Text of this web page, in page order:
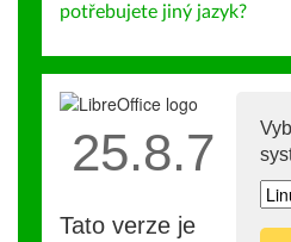
potřebujete jiný jazyk?
25.8.7
Tato verze je